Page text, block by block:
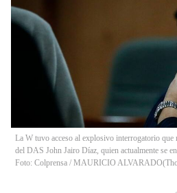
La W tuvo acceso al explosivo interrogatorio que
del DAS John Jairo Díaz, quien actualmente se
Foto: Colprensa / MAURICIO ALVARADO(